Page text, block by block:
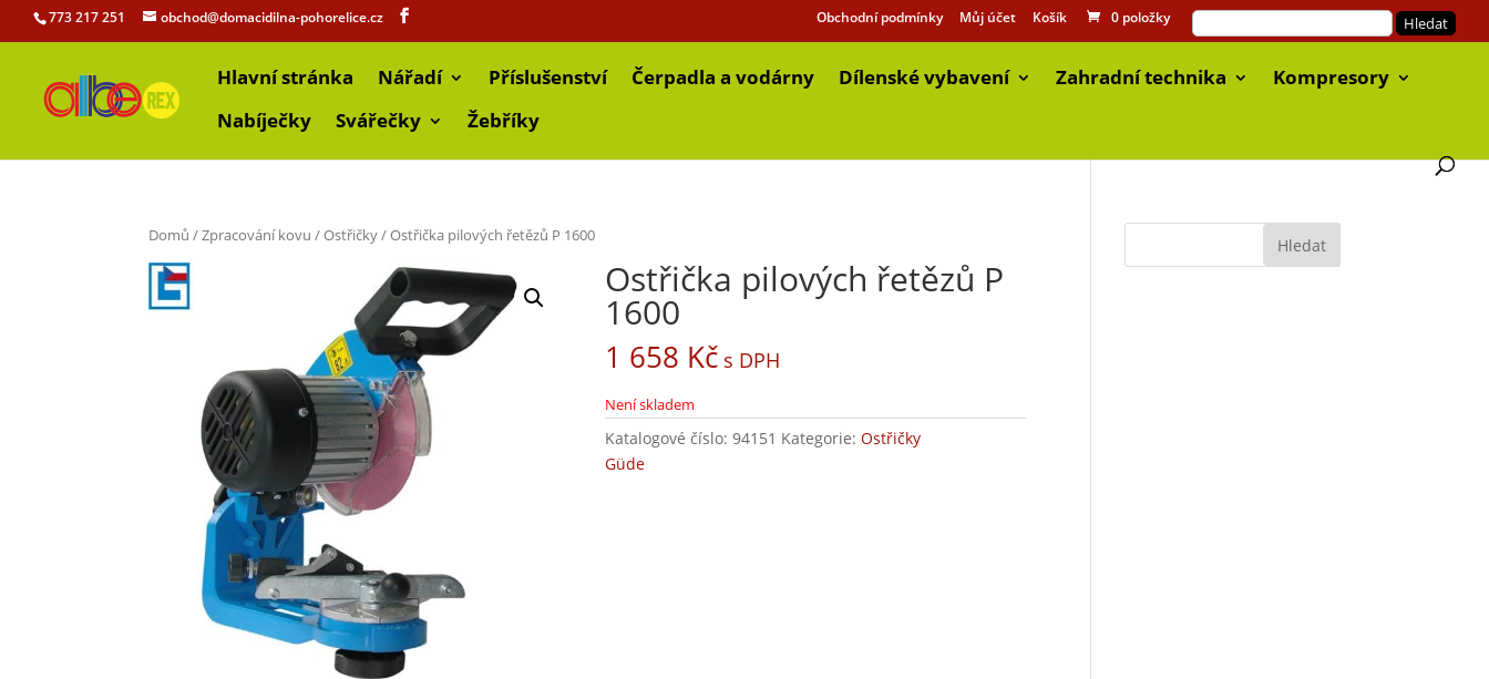
773 217 251 obchod@domacidilna-pohorelice.cz Obchodní podmínky Můj účet Košík 0 položky
Hlavní stránka Nářadí Příslušenství Čerpadla a vodárny Dílenské vybavení Zahradní technika
Kompresory
Nabíječky
Svářečky Žebříky
Domů /Zpracování kovu /Ostřičky/ Ostřička pilových řetězů P 1600
Ostřička pilových řetězů P
1600
1 658 Kč s DPH
Není skladem
Katalogové číslo:94151 Kategorie:Ostřičky
Güde